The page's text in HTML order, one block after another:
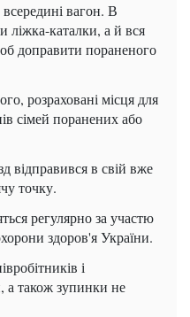
вагон. В
ліжка-каталки, а й вся
доправити пораненого
розраховані місця для
сімей поранених або
відправився в свій вже
точку.
регулярно за участю
здоров'я України.
і
а також зупинки не